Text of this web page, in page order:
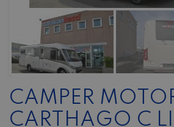
CAMPER
CARTHAGO C